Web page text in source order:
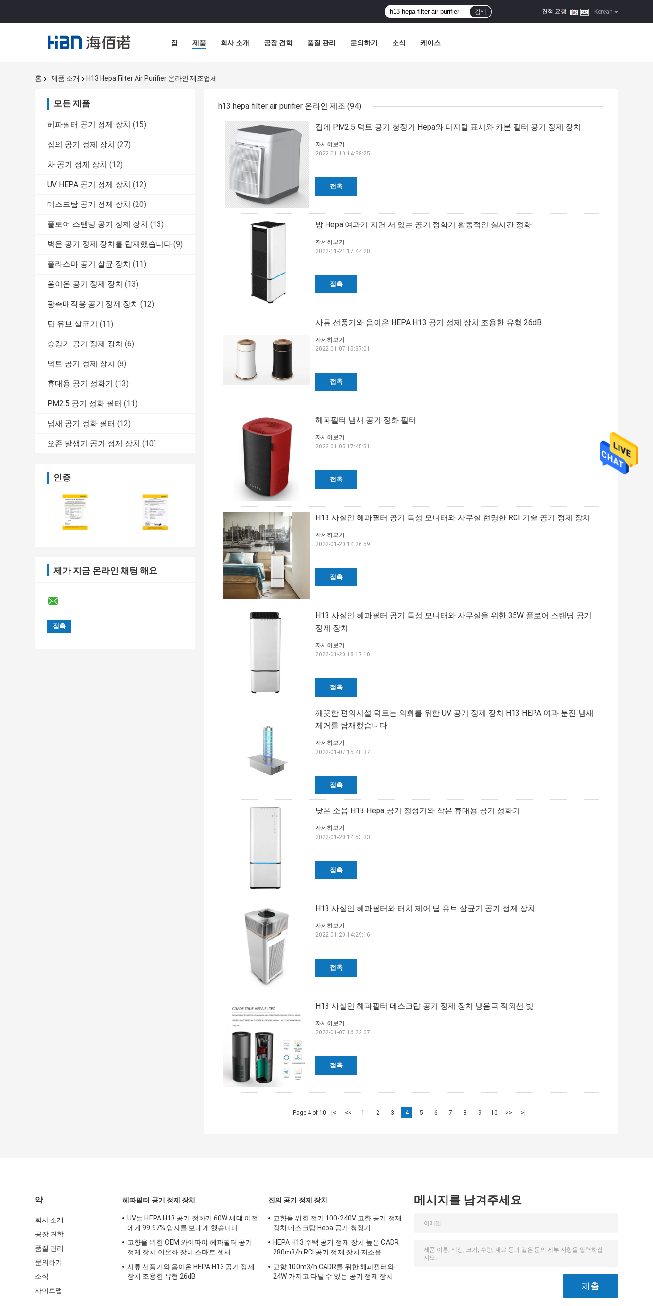
Korean
견적 요청 |
검색
집 제품 회사 소개 공장 견학 품질 관리 문의하기 소식 케이스
홈 제품 소개 H13 Hepa Filter Air Purifier 온라인 제조업체
모든 제품
헤파필터 공기 정제 장치 (15)
집의 공기 정제 장치 (27)
차 공기 정제 장치 (12)
UV HEPA 공기 정제 장치 (12)
데스크탑 공기 정제 장치 (20)
플로어 스탠딩 공기 정제 장치 (13)
벽은 공기 정제 장치를 탑재했습니다 (9)
플라스마 공기 살균 장치 (11)
음이온 공기 정제 장치 (13)
광촉매작용 공기 정제 장치 (12)
딥 유브 살균기 (11)
승강기 공기 정제 장치 (6)
덕트 공기 정제 장치 (8)
휴대용 공기 정화기 (13)
PM2.5 공기 정화 필터 (11)
냄새 공기 정화 필터 (12)
오존 발생기 공기 정제 장치 (10)
인증
제가 지금 온라인 채팅 해요
h13 hepa filter air purifier 온라인 제조 (94)
집에 PM2.5 덕트 공기 청정기 Hepa와 디지털 표시와 카본 필터 공기 정제 장치
접촉
자세히보기
2022-01-10 14:38:25
방 Hepa 여과기 지면 서 있는 공기 정화기 활동적인 실시간 정화
접촉
자세히보기
2022-11-21 17:44:28
사류 선풍기와 음이온 HEPA H13 공기 정제 장치 조용한 유형 26dB
접촉
자세히보기
2022-01-07 15:37:01
헤파필터 냄새 공기 정화 필터
접촉
자세히보기
2022-01-05 17:45:51
H13 사실인 헤파필터 공기 특성 모니터와 사무실 현명한 RCI 기술 공기 정제 장치
접촉
자세히보기
2022-01-20 14:26:59
H13 사실인 헤파필터 공기 특성 모니터와 사무실을 위한 35W 플로어 스탠딩 공기
정제 장치
접촉
자세히보기
2022-01-20 18:17:10
깨끗한 편의시설 덕트는 의회를 위한 UV 공기 정제 장치 H13 HEPA 여과 분진 냄새
제거를 탑재했습니다
접촉
자세히보기
2022-01-07 15:48:37
낮은 소음 H13 Hepa 공기 청정기와 작은 휴대용 공기 정화기
접촉
자세히보기
2022-01-20 14:53:33
H13 사실인 헤파필터와 터치 제어 딥 유브 살균기 공기 정제 장치
접촉
자세히보기
2022-01-20 14:29:16
H13 사실인 헤파필터 데스크탑 공기 정제 장치 냉음극 적외선 빛
접촉
자세히보기
2022-01-07 16:22:07
Page 4 of 10 |< << 1 2 3 4 5 6 7 8 9 10 >> >|
약
회사 소개
공장 견학
품질 관리
문의하기
소식
사이트맵
헤파필터 공기 정제 장치
UV는 HEPA H13 공기 정화기 60W 세대 이전
에게 99.97% 입자를 보내게 했습니다
고향을 위한 OEM 와이파이 헤파필터 공기
정제 장치 이온화 장치 스마트 센서
사류 선풍기와 음이온 HEPA H13 공기 정제
장치 조용한 유형 26dB
집의 공기 정제 장치
고향을 위한 전기 100-240V 고향 공기 정제
장치 데스크탑 Hepa 공기 청정기
HEPA H13 주택 공기 정제 장치 높은 CADR
280m3/h RCI 공기 정제 장치 저소음
고향 100m3/h CADR를 위한 헤파필터와
24W 가지고 다닐 수 있는 공기 정제 장치
메시지를 남겨주세요